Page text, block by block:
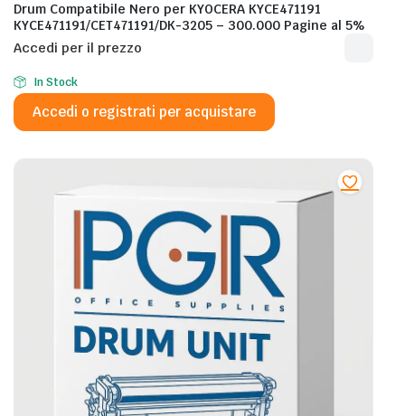
Drum Compatibile Nero per KYOCERA KYCE471191
KYCE471191/CET471191/DK-3205 – 300.000 Pagine al 5%
Accedi per il prezzo
In Stock
Accedi o registrati per acquistare